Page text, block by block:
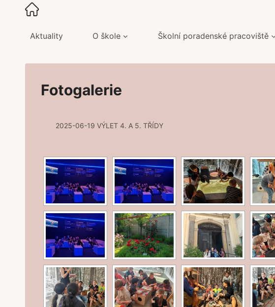
Přeskočit
Aktuality O škole Školní poradenské pracoviště
Fotogalerie
2025-06-19 VÝLET 4. A 5. TŘÍDY